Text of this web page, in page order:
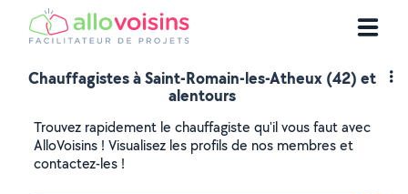
Chauffagistes à Saint-Romain-les-Atheux (42) et
alentours
Trouvez rapidement le chauffagiste qu'il vous faut avec
AlloVoisins ! Visualisez les profils de nos membres et
contactez-les !